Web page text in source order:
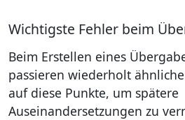
Wichtigste Fehler beim
Beim Erstellen eines
passieren wiederholt ähnliche
auf diese Punkte, um spätere
Auseinandersetzungen zu